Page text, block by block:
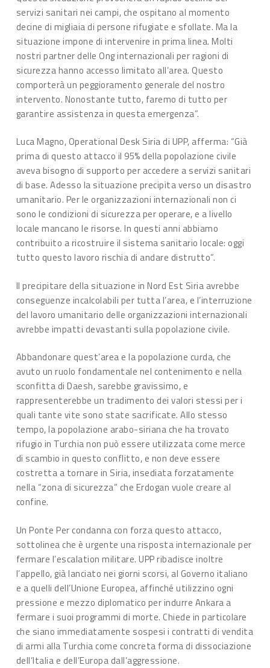
servizi sanitari nei campi, che ospitano al momento
decine di migliaia di persone rifugiate e sfollate. Ma la
situazione impone di intervenire in prima linea. Molti
nostri partner delle Ong internazionali per ragioni di
sicurezza hanno accesso limitato all’area. Questo
comporterà un peggioramento generale del nostro
intervento. Nonostante tutto, faremo di tutto per
garantire assistenza in questa emergenza”.
Luca Magno, Operational Desk Siria di UPP, afferma: “Già
prima di questo attacco il 95% della popolazione civile
aveva bisogno di supporto per accedere a servizi sanitari
di base. Adesso la situazione precipita verso un disastro
umanitario. Per le organizzazioni internazionali non ci
sono le condizioni di sicurezza per operare, e a livello
locale mancano le risorse. In questi anni abbiamo
contribuito a ricostruire il sistema sanitario locale: oggi
tutto questo lavoro rischia di andare distrutto”.
Il precipitare della situazione in Nord Est Siria avrebbe
conseguenze incalcolabili per tutta l’area, e l’interruzione
del lavoro umanitario delle organizzazioni internazionali
avrebbe impatti devastanti sulla popolazione civile.
Abbandonare quest’area e la popolazione curda, che
avuto un ruolo fondamentale nel contenimento e nella
sconfitta di Daesh, sarebbe gravissimo, e
rappresenterebbe un tradimento dei valori stessi per i
quali tante vite sono state sacrificate. Allo stesso
tempo, la popolazione arabo-siriana che ha trovato
rifugio in Turchia non può essere utilizzata come merce
di scambio in questo conflitto, e non deve essere
costretta a tornare in Siria, insediata forzatamente
nella “zona di sicurezza” che Erdogan vuole creare al
confine.
Un Ponte Per condanna con forza questo attacco,
sottolinea che è urgente una risposta internazionale per
fermare l’escalation militare. UPP ribadisce inoltre
l’appello, già lanciato nei giorni scorsi, al Governo italiano
e a quelli dell’Unione Europea, affinché utilizzino ogni
pressione e mezzo diplomatico per indurre Ankara a
fermare i suoi programmi di morte. Chiede in particolare
che siano immediatamente sospesi i contratti di vendita
di armi alla Turchia come concreta forma di dissociazione
dell’Italia e dell’Europa dall’aggressione.